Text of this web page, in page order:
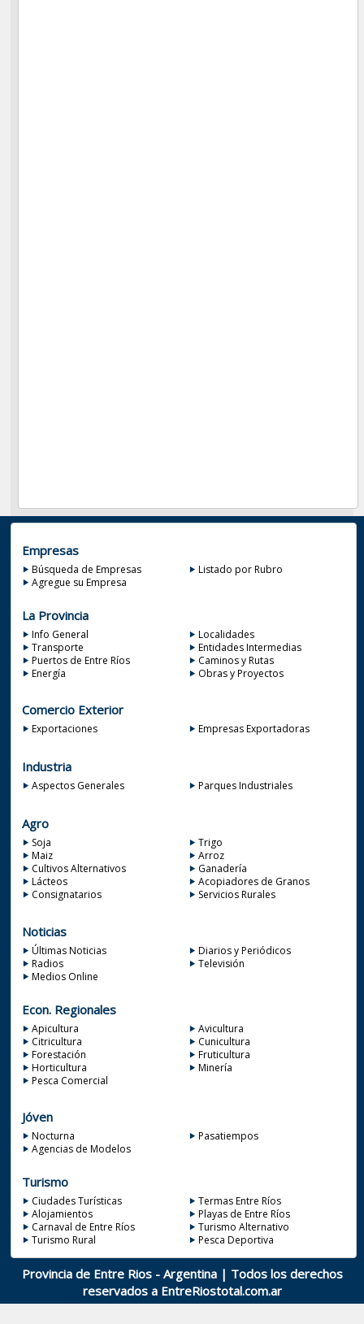
Empresas
Búsqueda de Empresas
Listado por Rubro
Agregue su Empresa
La Provincia
Info General
Localidades
Transporte
Entidades Intermedias
Puertos de Entre Ríos
Caminos y Rutas
Energía
Obras y Proyectos
Comercio Exterior
Exportaciones Empresas Exportadoras
Industria
Aspectos Generales Parques Industriales
Agro
Soja
Trigo
Maiz
Arroz
Cultivos Alternativos
Ganadería
Lácteos
Acopiadores de Granos
Consignatarios
Servicios Rurales
Noticias
Últimas Noticias
Diarios y Periódicos
Radios
Televisión
Medios Online
Econ. Regionales
Apicultura
Avicultura
Citricultura
Cunicultura
Forestación
Fruticultura
Horticultura
Minería
Pesca Comercial
Jóven
Nocturna
Pasatiempos
Agencias de Modelos
Turismo
Ciudades Turísticas
Termas Entre Ríos
Alojamientos
Playas de Entre Ríos
Carnaval de Entre Ríos
Turismo Alternativo
Turismo Rural
Pesca Deportiva
Provincia de Entre Rios - Argentina | Todos los derechos
reservados a EntreRiostotal.com.ar